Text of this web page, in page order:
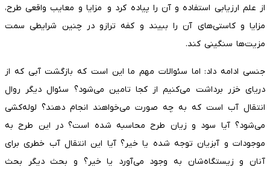
از علم ارزیابی استفاده و آن را پیاده کرد و مزایا و معایب واقعی طرح،
مزایا و کاستی‌های آن را ببیند و کفه ترازو در چنین شرایطی سمت
مزیت‌ها سنگینی کند.
جنسی ادامه داد: اما سئوالات مهم ما این است که بازگشت آبی که از
دریای خزر برداشت می‌کنیم از کجا تامین می‌شود؟ سئوال دیگر روال
انتقال آب است که به چه صورت می‌خواهند انجام دهند؟ لوله‌کشی
می‌شود؟ آیا سود و زیان طرح محاسبه شده است؟ در این طرح به
موجودات و آبزیان توجه شده یا خیر؟ آیا این انتقال آب خطری برای
آنان و زیستگاه‌شان به وجود می‌آورد یا خیر؟ و بحث دیگر بحث